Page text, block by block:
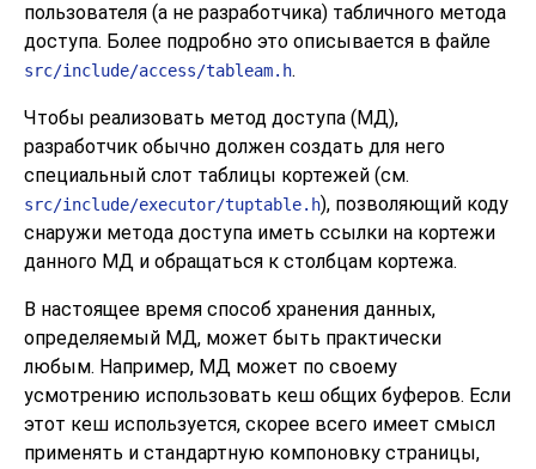
пользователя (а не разработчика) табличного метода
доступа. Более подробно это описывается в файле
src/include/access/tableam.h.
Чтобы реализовать метод доступа (МД),
разработчик обычно должен создать для него
специальный слот таблицы кортежей (см.
src/include/executor/tuptable.h), позволяющий коду
снаружи метода доступа иметь ссылки на кортежи
данного МД и обращаться к столбцам кортежа.
В настоящее время способ хранения данных,
определяемый МД, может быть практически
любым. Например, МД может по своему
усмотрению использовать кеш общих буферов. Если
этот кеш используется, скорее всего имеет смысл
применять и стандартную компоновку страницы,